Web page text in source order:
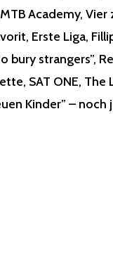
MTB Academy, Vier
Erste Liga,
bury strangers”,
SAT ONE,
Kinder” –